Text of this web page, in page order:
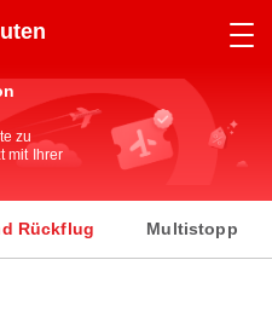
zu
mit Ihrer
Rückflug Multistopp